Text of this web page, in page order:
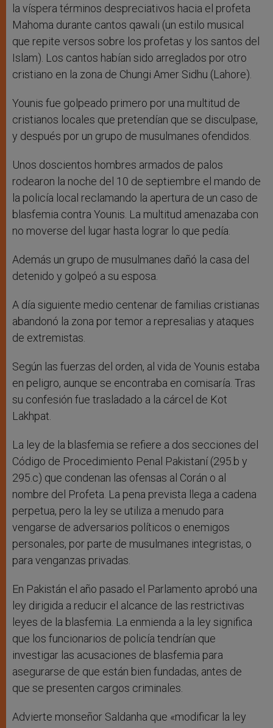
la víspera términos despreciativos hacia el profeta
Mahoma durante cantos qawali (un estilo musical
que repite versos sobre los profetas y los santos del
Islam). Los cantos habían sido arreglados por otro
cristiano en la zona de Chungi Amer Sidhu (Lahore).
Younis fue golpeado primero por una multitud de
cristianos locales que pretendían que se disculpase,
y después por un grupo de musulmanes ofendidos.
Unos doscientos hombres armados de palos
rodearon la noche del 10 de septiembre el mando de
la policía local reclamando la apertura de un caso de
blasfemia contra Younis. La multitud amenazaba con
no moverse del lugar hasta lograr lo que pedía.
Además un grupo de musulmanes dañó la casa del
detenido y golpeó a su esposa.
A día siguiente medio centenar de familias cristianas
abandonó la zona por temor a represalias y ataques
de extremistas.
Según las fuerzas del orden, al vida de Younis estaba
en peligro, aunque se encontraba en comisaría. Tras
su confesión fue trasladado a la cárcel de Kot
Lakhpat.
La ley de la blasfemia se refiere a dos secciones del
Código de Procedimiento Penal Pakistaní (295.b y
295.c) que condenan las ofensas al Corán o al
nombre del Profeta. La pena prevista llega a cadena
perpetua, pero la ley se utiliza a menudo para
vengarse de adversarios políticos o enemigos
personales, por parte de musulmanes integristas, o
para venganzas privadas.
En Pakistán el año pasado el Parlamento aprobó una
ley dirigida a reducir el alcance de las restrictivas
leyes de la blasfemia. La enmienda a la ley significa
que los funcionarios de policía tendrían que
investigar las acusaciones de blasfemia para
asegurarse de que están bien fundadas, antes de
que se presenten cargos criminales.
Advierte monseñor Saldanha que «modificar la ley